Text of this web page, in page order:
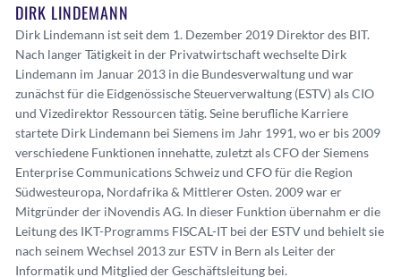
DIRK LINDEMANN
Dirk Lindemann ist seit dem 1. Dezember 2019 Direktor des BIT.
Nach langer Tätigkeit in der Privatwirtschaft wechselte Dirk
Lindemann im Januar 2013 in die Bundesverwaltung und war
zunächst für die Eidgenössische Steuerverwaltung (ESTV) als CIO
und Vizedirektor Ressourcen tätig. Seine berufliche Karriere
startete Dirk Lindemann bei Siemens im Jahr 1991, wo er bis 2009
verschiedene Funktionen innehatte, zuletzt als CFO der Siemens
Enterprise Communications Schweiz und CFO für die Region
Südwesteuropa, Nordafrika & Mittlerer Osten. 2009 war er
Mitgründer der iNovendis AG. In dieser Funktion übernahm er die
Leitung des IKT-Programms FISCAL-IT bei der ESTV und behielt sie
nach seinem Wechsel 2013 zur ESTV in Bern als Leiter der
Informatik und Mitglied der Geschäftsleitung bei.